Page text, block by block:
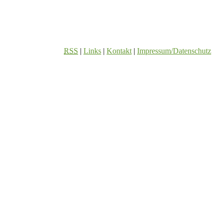
RSS | Links | Kontakt| Impressum/Datenschutz